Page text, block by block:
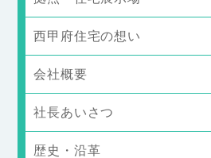
西甲府住宅の想い
会社概要
社長あいさつ
歴史・沿革